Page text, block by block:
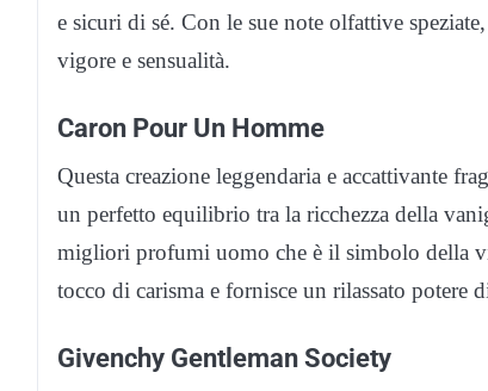
e sicuri di sé. Con le sue note olfattive
vigore e sensualità.
Caron Pour Un Homme
Questa creazione leggendaria e accattivante
un perfetto equilibrio tra la ricchezza della
migliori profumi uomo che è il simbolo della
tocco di carisma e fornisce un rilassato potere
Givenchy Gentleman Society